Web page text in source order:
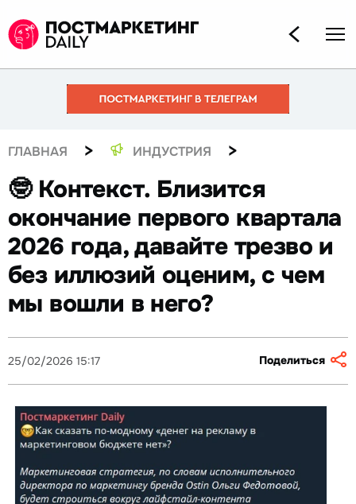
ГЛАВНАЯ > ИНДУСТРИЯ >
🤓 Контекст. Близится
окончание первого квартала
2026 года, давайте трезво и
без иллюзий оценим, с чем
мы вошли в него?
25/02/2026 15:17 Поделиться